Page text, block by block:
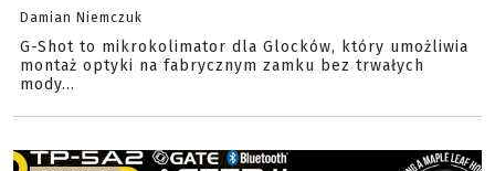
Damian Niemczuk
G-Shot to mikrokolimator dla Glocków, który umożliwia
montaż optyki na fabrycznym zamku bez trwałych
mody...